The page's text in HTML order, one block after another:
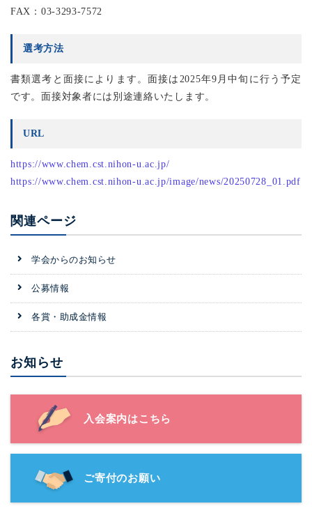
FAX：03-3293-7572
選考方法
書類選考と面接によります。面接は2025年9月中旬に行う予定
です。面接対象者には別途連絡いたします。
URL
https://www.chem.cst.nihon-u.ac.jp/
https://www.chem.cst.nihon-u.ac.jp/image/news/20250728_01.pdf
関連ページ
学会からのお知らせ
公募情報
各賞・助成金情報
お知らせ
入会案内はこちら
ご寄付のお願い